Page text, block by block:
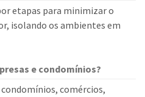
etapas para minimizar o
isolando os ambientes em
e condomínios?
comércios,